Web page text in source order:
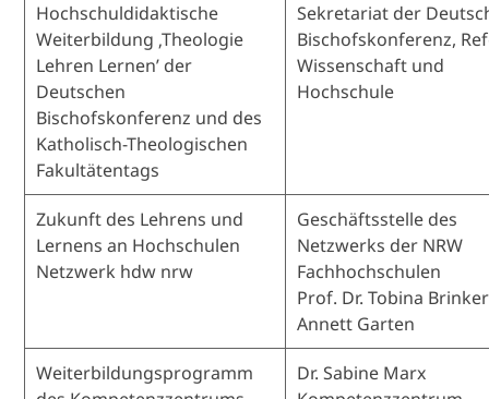
Hochschuldidaktische
Weiterbildung ‚Theologie
Lehren Lernen’ der
Deutschen
Bischofskonferenz und des
Katholisch-Theologischen
Fakultätentags
Sekretariat der
Bischofskonferenz,
Wissenschaft und
Hochschule
Zukunft des Lehrens und
Lernens an Hochschulen
Netzwerk hdw nrw
Geschäftsstelle des
Netzwerks der NRW
Fachhochschulen
Prof. Dr. Tobina Brinker
Annett Garten
Weiterbildungsprogramm
Dr. Sabine Marx